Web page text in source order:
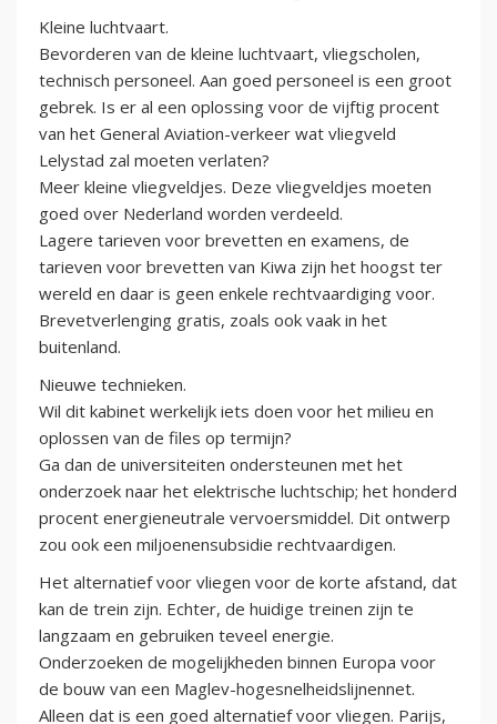
Kleine luchtvaart.
Bevorderen van de kleine luchtvaart, vliegscholen,
technisch personeel. Aan goed personeel is een groot
gebrek. Is er al een oplossing voor de vijftig procent
van het General Aviation-verkeer wat vliegveld
Lelystad zal moeten verlaten?
Meer kleine vliegveldjes. Deze vliegveldjes moeten
goed over Nederland worden verdeeld.
Lagere tarieven voor brevetten en examens, de
tarieven voor brevetten van Kiwa zijn het hoogst ter
wereld en daar is geen enkele rechtvaardiging voor.
Brevetverlenging gratis, zoals ook vaak in het
buitenland.
Nieuwe technieken.
Wil dit kabinet werkelijk iets doen voor het milieu en
oplossen van de files op termijn?
Ga dan de universiteiten ondersteunen met het
onderzoek naar het elektrische luchtschip; het honderd
procent energieneutrale vervoersmiddel. Dit ontwerp
zou ook een miljoenensubsidie rechtvaardigen.
Het alternatief voor vliegen voor de korte afstand, dat
kan de trein zijn. Echter, de huidige treinen zijn te
langzaam en gebruiken teveel energie.
Onderzoeken de mogelijkheden binnen Europa voor
de bouw van een Maglev-hogesnelheidslijnennet.
Alleen dat is een goed alternatief voor vliegen. Parijs,